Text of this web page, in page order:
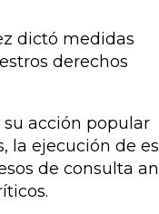
dictó medidas
derechos
acción popular
la ejecución de
de consulta